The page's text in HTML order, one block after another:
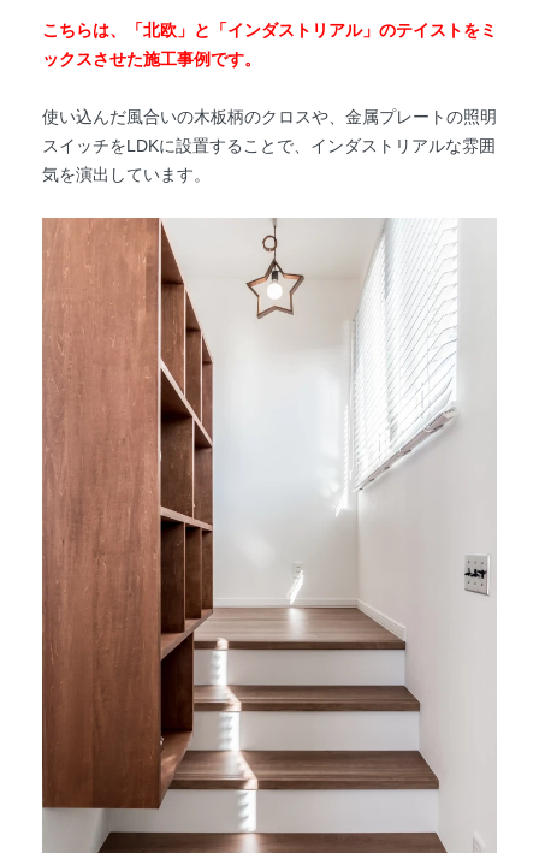
こちらは、「北欧」と「インダストリアル」のテイストをミ
ックスさせた施工事例です。
使い込んだ風合いの木板柄のクロスや、金属プレートの照明
スイッチをLDKに設置することで、インダストリアルな雰囲
気を演出しています。